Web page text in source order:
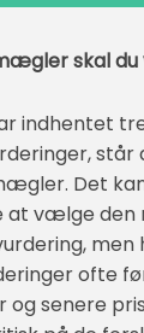
skal
indhentet
står
Det
at vælge den
men
ofte
og senere